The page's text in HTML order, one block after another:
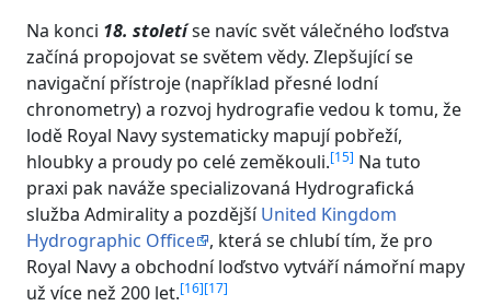
Na konci 18. stoletíse navíc svět válečného loďstva
začíná propojovat se světem vědy. Zlepšující se
navigační přístroje (například přesné lodní
chronometry) a rozvoj hydrografie vedou k tomu, že
lodě Royal Navy systematicky mapují pobřeží,
hloubky a proudy po celé zeměkouli.[15] Na tuto
praxi pak naváže specializovaná Hydrografická
služba Admirality a pozdějšíUnited Kingdom
Hydrographic Office
, která se chlubí tím, že pro
Royal Navy a obchodní loďstvo vytváří námořní mapy
už více než 200 let.[16][17]